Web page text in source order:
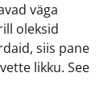
väga
oleksid
siis pane
likku. See